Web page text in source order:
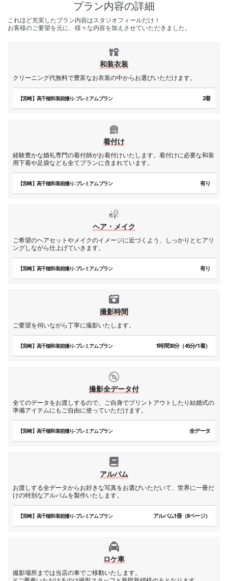
プラン内容の詳細
これほど充実したプラン内容はスタジオフィールだけ！
お客様のご要望を元に、様々な内容を加えさせていただきました。
和装衣装
クリーニング代無料で豊富なお衣装の中からお選びいただけます。
【宮崎】高千穂和装前撮り-プレミアムプラン 2着
着付け
経験豊かな婚礼専門の着付師がお着付けいたします。着付けに必要な和装
用下着や足袋なども全てプランに含まれています。
【宮崎】高千穂和装前撮り-プレミアムプラン 有り
ヘア・メイク
ご希望のヘアセットやメイクのイメージに近づくよう、しっかりとヒアリ
ングしながら仕上げていきます。
【宮崎】高千穂和装前撮り-プレミアムプラン 有り
撮影時間
ご要望を伺いながら丁寧に撮影いたします。
【宮崎】高千穂和装前撮り-プレミアムプラン 1時間30分（45分/1着）
撮影全データ付
全てのデータをお渡しするので、ご自身でプリントアウトしたり結婚式の
準備アイテムにもご自由に使っていただけます。
【宮崎】高千穂和装前撮り-プレミアムプラン 全データ
アルバム
お渡しする全データからお好きな写真をお選びいただいて、世界に一冊だ
けの特別なアルバムを製作いたします。
【宮崎】高千穂和装前撮り-プレミアムプラン アルバム1冊（8ページ）
ロケ車
撮影場所までは当店の車でご移動いたします。